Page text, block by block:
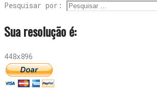
Pesquisar por:
Sua resolução é:
448x896